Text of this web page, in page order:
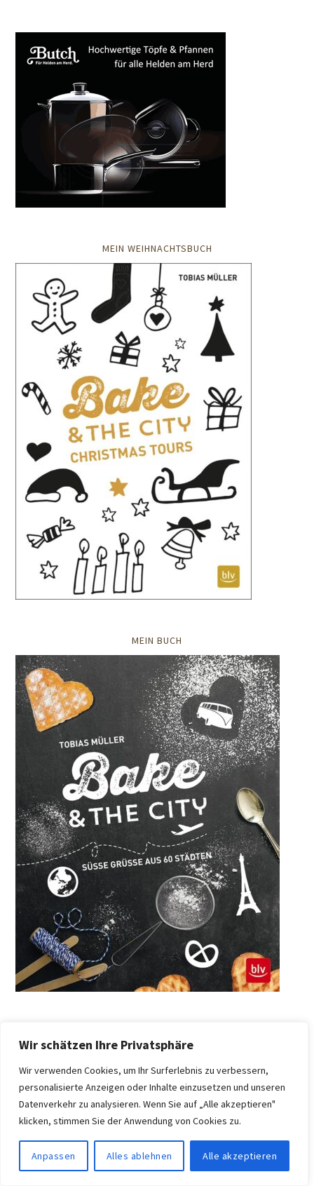
Wir schätzen Ihre Privatsphäre
Wir verwenden Cookies, um Ihr Surferlebnis zu verbessern,
personalisierte Anzeigen oder Inhalte einzusetzen und unseren
Datenverkehr zu analysieren. Wenn Sie auf „Alle akzeptieren"
klicken, stimmen Sie der Anwendung von Cookies zu.
Anpassen Alles ablehnen Alle akzeptieren
MEIN WEIHNACHTSBUCH
MEIN BUCH